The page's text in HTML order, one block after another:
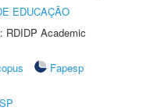
EDUCAÇÃO
RDIDP Academic
Fapesp